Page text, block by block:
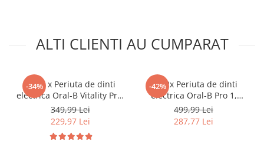
experienta incredibil de delicata.
INDEPARTARE SUPERIOARA A PLACII
BACTERIENE
Periuta de dinti electrica Oral-B Vitality Pro
ALTI CLIENTI AU CUMPARAT
-34%
Set 2 x Periuta de dinti
electrica Oral-B Vitality Pro,
Curatare 2D, 3 programe, 1
Incarcator, 2 Capete,
Negru/Violet
349,99 Lei
229,97 Lei
-42%
Set 2x Periuta de dinti
electrica Oral-B Pro 1,
Curatare 3D, 1 program, 1
capat de periaj, Negru/Roz
499,99 Lei
287,77 Lei